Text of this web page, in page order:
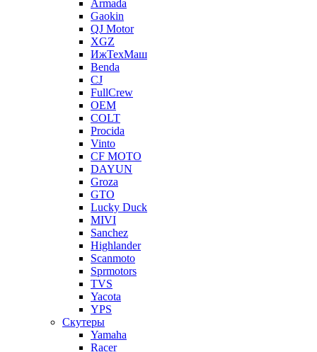
Armada
Gaokin
QJ Motor
XGZ
ИжТехМаш
Benda
CJ
FullCrew
OEM
COLT
Procida
Vinto
CF MOTO
DAYUN
Groza
GTO
Lucky Duck
MIVI
Sanchez
Highlander
Scanmoto
Sprmotors
TVS
Yacota
YPS
Скутеры
Yamaha
Racer